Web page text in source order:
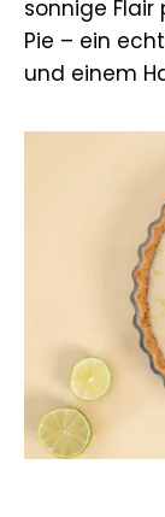
sonnige
Pie – ein
und einem